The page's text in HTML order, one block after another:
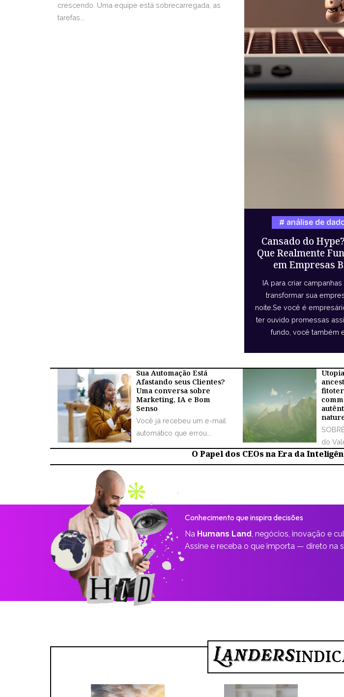
crescendo. Uma equipe está sobrecarregada, as
tarefas...
Cansado do
Que Realmente
em Empresas
análise de
IA para criar
transformar sua
noite.Se você é
ter ouvido promessas
fundo, você também
Sua Automação Está
Afastando seus Clientes?
Uma conversa sobre
Marketing, IA e Bom
Senso
Você já recebeu um e-mail
automático que errou...
do
O Papel dos CEOs na Era da
Conhecimento que inspira decisões
Na Humans Land, negócios, inovação e
Assine e receba o que importa — direto na